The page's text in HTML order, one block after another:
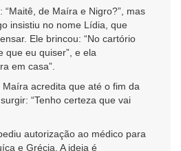
“Maitê, de Maíra e Nigro?”, mas
insistiu no nome Lídia, que
Ele brincou: “No cartório
que eu quiser”, e ela
em casa”.
acredita que até o fim da
“Tenho certeza que vai
autorização ao médico para
e Grécia. A ideia é